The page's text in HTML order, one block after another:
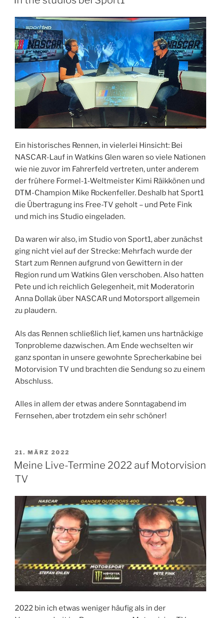
Ein historisches Rennen, in vielerlei Hinsicht: Bei
NASCAR-Lauf in Watkins Glen waren so viele Nationen
wie nie zuvor im Fahrerfeld vertreten, unter anderem
der frühere Formel-1-Weltmeister Kimi Räikkönen und
DTM-Champion Mike Rockenfeller. Deshalb hat Sport1
die Übertragung ins Free-TV geholt – und Pete Fink
und mich ins Studio eingeladen.
Da waren wir also, im Studio von Sport1, aber zunächst
ging nicht viel auf der Strecke: Mehrfach wurde der
Start zum Rennen aufgrund von Gewittern in der
Region rund um Watkins Glen verschoben. Also hatten
Pete und ich reichlich Gelegenheit, mit Moderatorin
Anna Dollak über NASCAR und Motorsport allgemein
zu plaudern.
Als das Rennen schließlich lief, kamen uns hartnäckige
Tonprobleme dazwischen. Am Ende wechselten wir
ganz spontan in unsere gewohnte Sprecherkabine bei
Motorvision TV und brachten die Sendung so zu einem
Abschluss.
Alles in allem der etwas andere Sonntagabend im
Fernsehen, aber trotzdem ein sehr schöner!
VERÖFFENTLICHT
AM
21. MÄRZ 2022
Meine Live-Termine 2022 auf Motorvision
TV
2022 bin ich etwas weniger häufig als in der